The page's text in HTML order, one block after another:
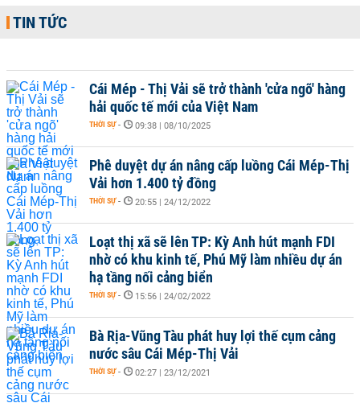
TIN TỨC
Cái Mép - Thị Vải sẽ trở thành 'cửa ngõ' hàng
hải quốc tế mới của Việt Nam
THỜI SỰ - 09:38 | 08/10/2025
Phê duyệt dự án nâng cấp luồng Cái Mép-Thị
Vải hơn 1.400 tỷ đồng
THỜI SỰ - 20:55 | 24/12/2022
Loạt thị xã sẽ lên TP: Kỳ Anh hút mạnh FDI
nhờ có khu kinh tế, Phú Mỹ làm nhiều dự án
hạ tầng nối cảng biển
THỜI SỰ - 15:56 | 24/02/2022
Bà Rịa-Vũng Tàu phát huy lợi thế cụm cảng
nước sâu Cái Mép-Thị Vải
THỜI SỰ - 02:27 | 23/12/2021